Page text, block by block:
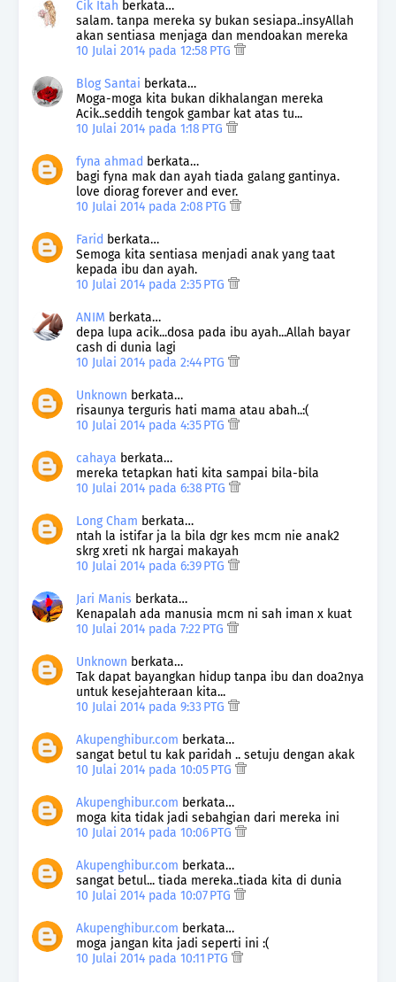
Cik Itah berkata…
salam. tanpa mereka sy bukan sesiapa..insyAllah
akan sentiasa menjaga dan mendoakan mereka
10 Julai 2014 pada 12:58 PTG
Blog Santai berkata…
Moga-moga kita bukan dikhalangan mereka
Acik..seddih tengok gambar kat atas tu...
10 Julai 2014 pada 1:18 PTG
fyna ahmad berkata…
bagi fyna mak dan ayah tiada galang gantinya.
love diorag forever and ever.
10 Julai 2014 pada 2:08 PTG
Farid berkata…
Semoga kita sentiasa menjadi anak yang taat
kepada ibu dan ayah.
10 Julai 2014 pada 2:35 PTG
ANIM berkata…
depa lupa acik...dosa pada ibu ayah...Allah bayar
cash di dunia lagi
10 Julai 2014 pada 2:44 PTG
Unknown berkata…
risaunya terguris hati mama atau abah..:(
10 Julai 2014 pada 4:35 PTG
cahaya berkata…
mereka tetapkan hati kita sampai bila-bila
10 Julai 2014 pada 6:38 PTG
Long Cham berkata…
ntah la istifar ja la bila dgr kes mcm nie anak2
skrg xreti nk hargai makayah
10 Julai 2014 pada 6:39 PTG
Jari Manis berkata…
Kenapalah ada manusia mcm ni sah iman x kuat
10 Julai 2014 pada 7:22 PTG
Unknown berkata…
Tak dapat bayangkan hidup tanpa ibu dan doa2nya
untuk kesejahteraan kita...
10 Julai 2014 pada 9:33 PTG
Akupenghibur.com berkata…
sangat betul tu kak paridah .. setuju dengan akak
10 Julai 2014 pada 10:05 PTG
Akupenghibur.com berkata…
moga kita tidak jadi sebahgian dari mereka ini
10 Julai 2014 pada 10:06 PTG
Akupenghibur.com berkata…
sangat betul... tiada mereka..tiada kita di dunia
10 Julai 2014 pada 10:07 PTG
Akupenghibur.com berkata…
moga jangan kita jadi seperti ini :(
10 Julai 2014 pada 10:11 PTG